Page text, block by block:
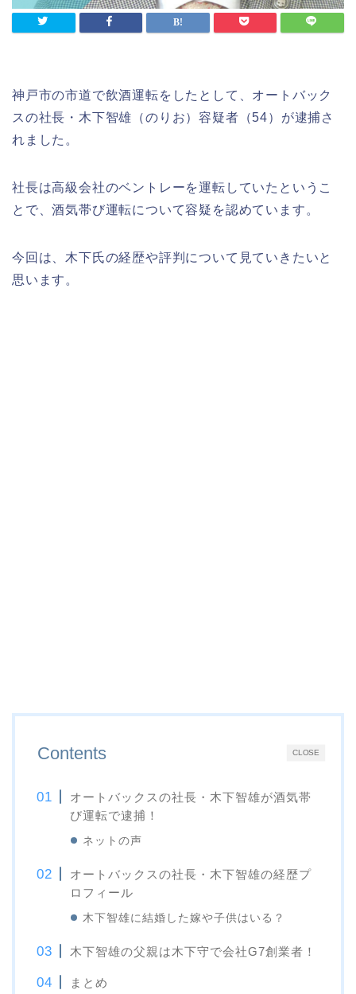
神戸市の市道で飲酒運転をしたとして、オートバック
スの社長・木下智雄（のりお）容疑者（54）が逮捕さ
れました。
社長は高級会社のベントレーを運転していたというこ
とで、酒気帯び運転について容疑を認めています。
今回は、木下氏の経歴や評判について見ていきたいと
思います。
CLOSE
Contents
オートバックスの社長・木下智雄が酒気帯
び運転で逮捕！
ネットの声
オートバックスの社長・木下智雄の経歴プ
ロフィール
木下智雄に結婚した嫁や子供はいる？
木下智雄の父親は木下守で会社G7創業者！
まとめ